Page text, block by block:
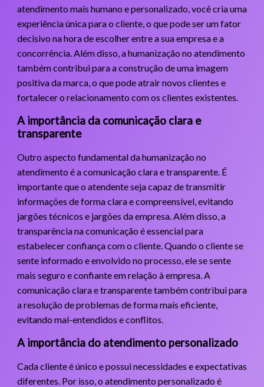
atendimento mais humano e personalizado, você cria uma
experiência única para o cliente, o que pode ser um fator
decisivo na hora de escolher entre a sua empresa e a
concorrência. Além disso, a humanização no atendimento
também contribui para a construção de uma imagem
positiva da marca, o que pode atrair novos clientes e
fortalecer o relacionamento com os clientes existentes.
A importância da comunicação clara e
transparente
Outro aspecto fundamental da humanização no
atendimento é a comunicação clara e transparente. É
importante que o atendente seja capaz de transmitir
informações de forma clara e compreensível, evitando
jargões técnicos e jargões da empresa. Além disso, a
transparência na comunicação é essencial para
estabelecer confiança com o cliente. Quando o cliente se
sente informado e envolvido no processo, ele se sente
mais seguro e confiante em relação à empresa. A
comunicação clara e transparente também contribui para
a resolução de problemas de forma mais eficiente,
evitando mal-entendidos e conflitos.
A importância do atendimento personalizado
Cada cliente é único e possui necessidades e expectativas
diferentes. Por isso, o atendimento personalizado é